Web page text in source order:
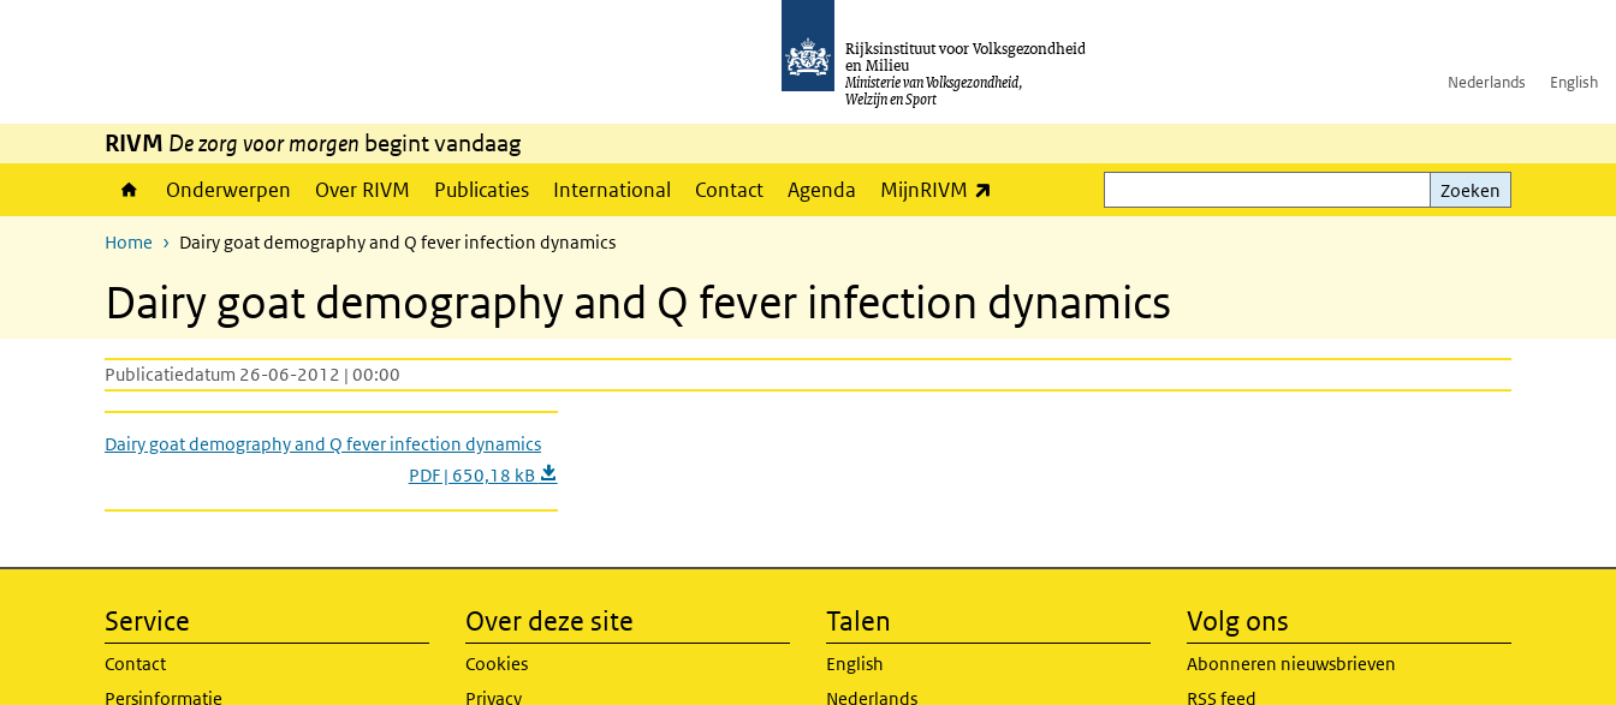
Rijksinstituut voor Volksgezondheid
en Milieu
Ministerie van Volksgezondheid,
Welzijn en Sport
Nederlands English
RIVM De zorg voor morgen begint vandaag
Onderwerpen Over RIVM Publicaties International Contact Agenda MijnRIVM
Zoeken
Zoeken
Home Dairy goat demography and Q fever infection dynamics
Dairy goat demography and Q fever infection dynamics
Publicatiedatum 26-06-2012 | 00:00
Dairy goat demography and Q fever infection dynamics
PDF | 650,18 kB
Service
Contact
Persinformatie
Over deze site
Cookies
Privacy
Talen
English
Nederlands
Volg ons
Abonneren nieuwsbrieven
RSS feed